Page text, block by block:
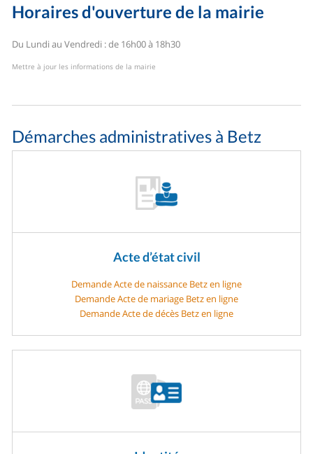
Horaires d'ouverture de la mairie
Du Lundi au Vendredi : de 16h00 à 18h30
Mettre à jour les informations de la mairie
Démarches administratives à Betz
Acte d’état civil
Demande Acte de naissance Betz en ligne
Demande Acte de mariage Betz en ligne
Demande Acte de décès Betz en ligne